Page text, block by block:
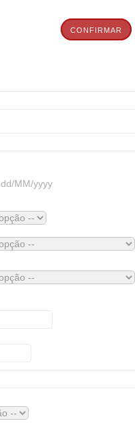
CONFIRMAR
dd/MM/yyyy